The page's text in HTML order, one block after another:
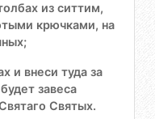
из ситтим,
крючками, на
и внеси туда за
завеса
Святых.